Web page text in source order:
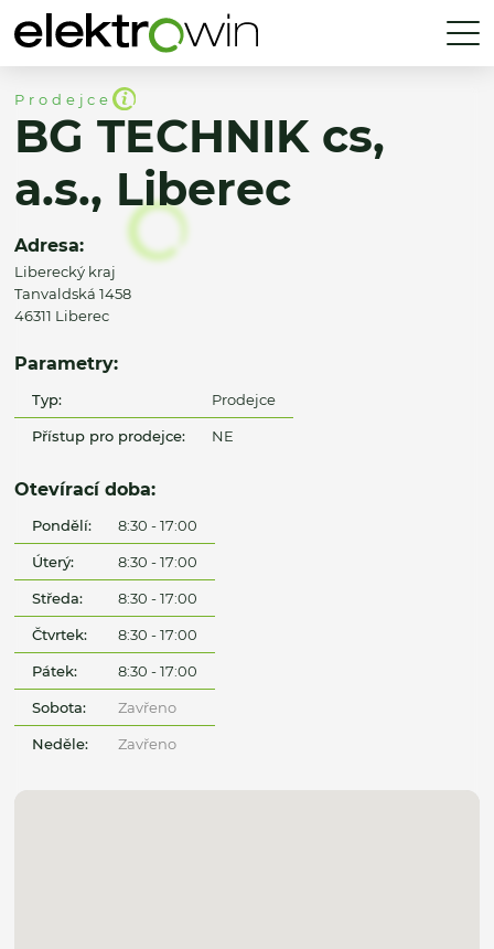
Prodejce
BG TECHNIK cs,
a.s., Liberec
Adresa:
Liberecký kraj
Tanvaldská 1458
46311 Liberec
Parametry:
Typ: Prodejce
Přístup pro prodejce: NE
Otevírací doba:
Pondělí: 8:30 - 17:00
Úterý: 8:30 - 17:00
Středa: 8:30 - 17:00
Čtvrtek: 8:30 - 17:00
Pátek: 8:30 - 17:00
Sobota: Zavřeno
Neděle: Zavřeno